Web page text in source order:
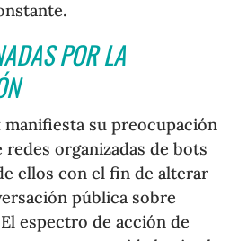
POR LA
su preocupación
organizadas de bots
ellos con el fin de alterar
pública sobre
espectro de acción de